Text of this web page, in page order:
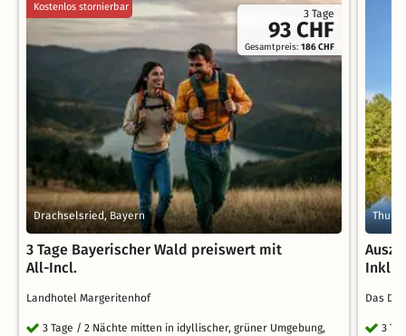
3 Tage
93 CHF
Gesamtpreis:186 CHF
Kostenlos stornierbar
Drachselsried, Bayern
3 Tage Bayerischer Wald preiswert mit
All-Incl.
Landhotel Margeritenhof
3 Tage / 2 Nächte mitten in idyllischer, grüner Umgebung,
Das
3